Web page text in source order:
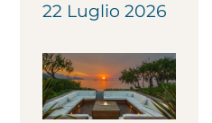
22 Luglio 2026